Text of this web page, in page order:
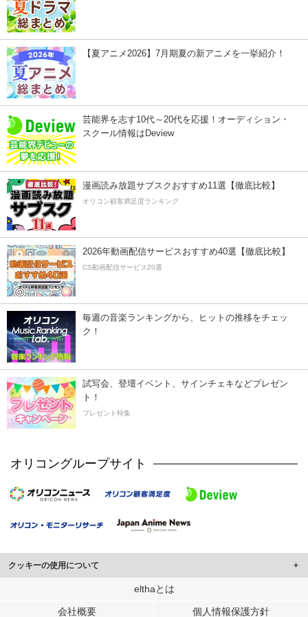
【夏アニメ2026】7月期夏の新アニメを一挙紹介！
芸能界を志す10代～20代を応援！オーディション・
スクール情報はDeview
漫画読み放題サブスクおすすめ11選【徹底比較】
オリコン顧客満足度ランキング
2026年動画配信サービスおすすめ40選【徹底比較】
CS動画配信サービス20選
毎週の音楽ランキングから、ヒットの推移をチェッ
ク！
試写会、登壇イベント、サインチェキなどプレゼン
ト！
プレゼント特集
オリコングループサイト
クッキーの使用について
このサイトでは Cookie を使用して、ユーザーに合わせたコンテンツや広告の
行っています。
elthaとは
会社概要 個人情報保護方針